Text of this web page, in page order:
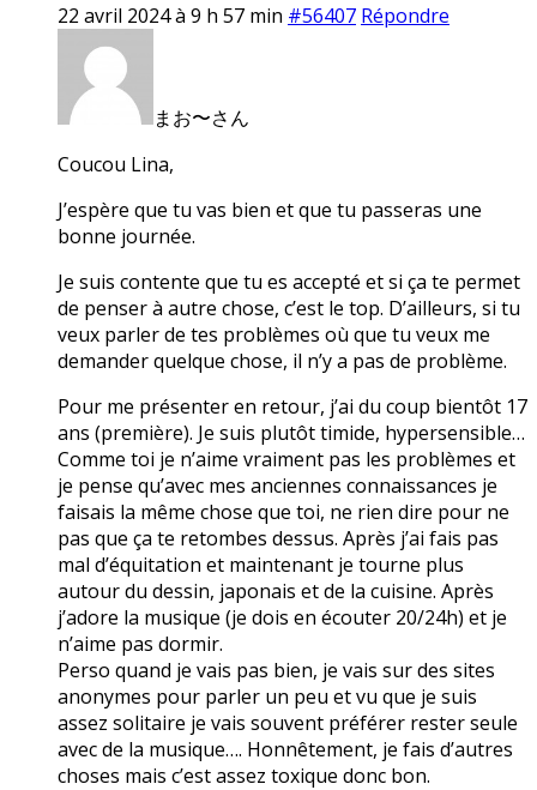
22 avril 2024 à 9 h 57 min #56407 Répondre
まお〜さん
Coucou Lina,
J’espère que tu vas bien et que tu passeras une
bonne journée.
Je suis contente que tu es accepté et si ça te permet
de penser à autre chose, c’est le top. D’ailleurs, si tu
veux parler de tes problèmes où que tu veux me
demander quelque chose, il n’y a pas de problème.
Pour me présenter en retour, j’ai du coup bientôt 17
ans (première). Je suis plutôt timide, hypersensible…
Comme toi je n’aime vraiment pas les problèmes et
je pense qu’avec mes anciennes connaissances je
faisais la même chose que toi, ne rien dire pour ne
pas que ça te retombes dessus. Après j’ai fais pas
mal d’équitation et maintenant je tourne plus
autour du dessin, japonais et de la cuisine. Après
j’adore la musique (je dois en écouter 20/24h) et je
n’aime pas dormir.
Perso quand je vais pas bien, je vais sur des sites
anonymes pour parler un peu et vu que je suis
assez solitaire je vais souvent préférer rester seule
avec de la musique…. Honnêtement, je fais d’autres
choses mais c’est assez toxique donc bon.